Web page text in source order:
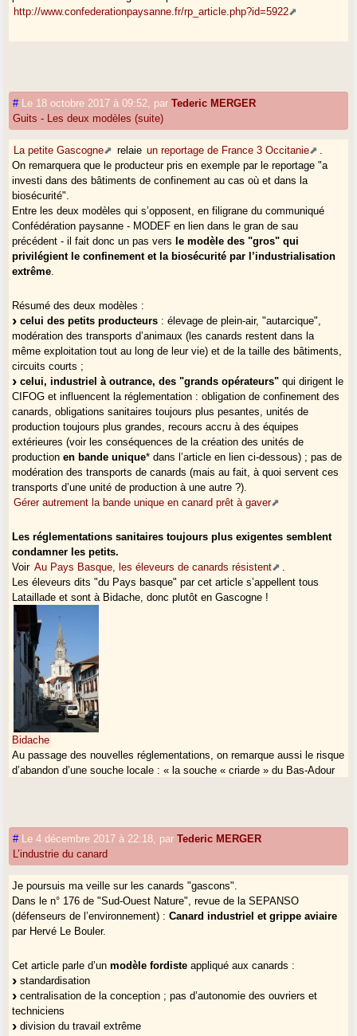
http://www.confederationpaysanne.fr/rp_article.php?id=5922
# Le 18 octobre 2017 à 09:52 parTederic MERGER
Guits - Les deux modèles (suite)
La petite Gascogne relaie un reportage de France 3 Occitanie
On remarquera que le producteur pris en exemple par le reportage "a
investi dans des bâtiments de confinement au cas où et dans la
biosécurité".
Entre les deux modèles qui s’opposent, en filigrane du communiqué
Confédération paysanne - MODEF en lien dans le gran de sau
précédent - il fait donc un pas vers le modèle des "gros" qui
privilégient le confinement et la biosécurité par l’industrialisation
extrême
Résumé des deux modèles :
celui des petits producteurs : élevage de plein-air, "autarcique",
modération des transports d’animaux (les canards restent dans la
même exploitation tout au long de leur vie) et de la taille des bâtiments,
circuits courts ;
celui, industriel à outrance, des "grands opérateurs" qui dirigent le
CIFOG et influencent la réglementation : obligation de confinement des
canards, obligations sanitaires toujours plus pesantes, unités de
production toujours plus grandes, recours accru à des équipes
extérieures (voir les conséquences de la création des unités de
productionen bande unique* dans l’article en lien ci-dessous) ; pas de
modération des transports de canards (mais au fait, à quoi servent ces
transports d’une unité de production à une autre ?).
Gérer autrement la bande unique en canard prêt à gaver
Les réglementations sanitaires toujours plus exigentes semblent
condamner les petits.
Voir Au Pays Basque, les éleveurs de canards résistent
Les éleveurs dits "du Pays basque" par cet article s’appellent tous
Lataillade et sont à Bidache, donc plutôt en Gascogne !
Bidache
Au passage des nouvelles réglementations, on remarque aussi le risque
d’abandon d’une souche locale : « la souche « criarde » du Bas-Adour
* "bande" semble être le terme qui désigne une génération de canards
PAG (Prêts Au Gavage) ; "bande unique" doit vouloir dire que dans une
exploitation, deux générations ne peuvent pas coexister.
Il semble que la bande unique ait été considérée comme plus sure sur
le plan sanitaire, et donc imposée par un arrêté de 2016.
# Le 4 décembre 2017 à 22:18 parTederic MERGER
L’industrie du canard
Je poursuis ma veille sur les canards "gascons".
Dans le n° 176 de "Sud-Ouest Nature", revue de la SEPANSO
(défenseurs de l’environnement) :Canard industriel et grippe aviaire
par Hervé Le Bouler.
Cet article parle d’unmodèle fordiste appliqué aux canards :
standardisation
centralisation de la conception ; pas d’autonomie des ouvriers et
techniciens
division du travail extrême